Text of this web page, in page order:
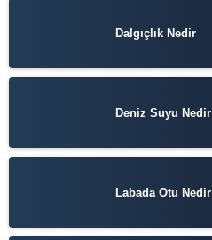
Dalgıçlık Nedir
Deniz Suyu Nedir
Labada Otu Nedir